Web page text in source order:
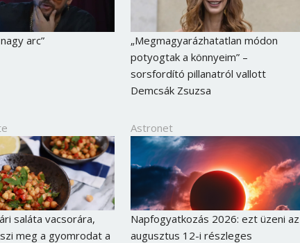
arc”
„Megmagyarázhatatlan módon
potyogtak a könnyeim” –
sorsfordító pillanatról vallott
Demcsák Zsuzsa
saláta vacsorára,
meg a gyomrodat a
Astronet
Napfogyatkozás 2026: ezt üzeni az
augusztus 12-i részleges